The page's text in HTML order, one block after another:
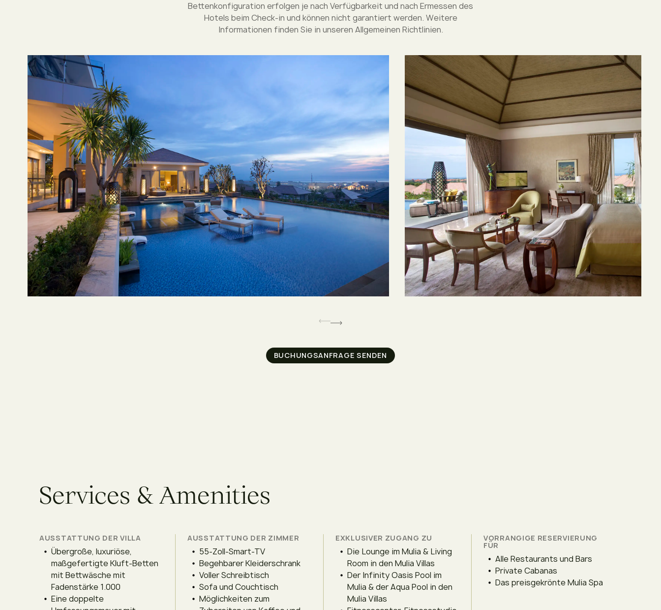
Bettenkonfiguration erfolgen je nach Verfügbarkeit und nach Ermessen des
Hotels beim Check-in und können nicht garantiert werden. Weitere
Informationen finden Sie in unseren Allgemeinen Richtlinien.
BUCHUNGSANFRAGE SENDEN
Services &Amenities
AUSSTATTUNG DER VILLA
Übergroße, luxuriöse,
maßgefertigte Kluft-Betten
mit Bettwäsche mit
Fadenstärke 1.000
Eine doppelte
AUSSTATTUNG DER ZIMMER
55-Zoll-Smart-TV
Begehbarer Kleiderschrank
Voller Schreibtisch
Sofa und Couchtisch
Möglichkeiten zum
EXKLUSIVER ZUGANG ZU
Die Lounge im Mulia & Living
Room in den Mulia Villas
Der Infinity Oasis Pool im
Mulia & der Aqua Pool in den
Mulia Villas
VORRANGIGE RESERVIERUNG
FÜR
Alle Restaurants und Bars
Private Cabanas
Das preisgekrönte Mulia Spa